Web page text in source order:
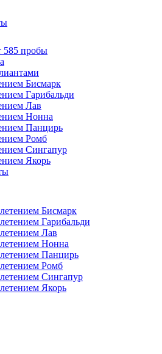
585 пробы
Бисмарк
Гарибальди
Лав
Нонна
Панцирь
Ромб
Сингапур
Якорь
Бисмарк
Гарибальди
Лав
Нонна
Панцирь
Ромб
Сингапур
Якорь